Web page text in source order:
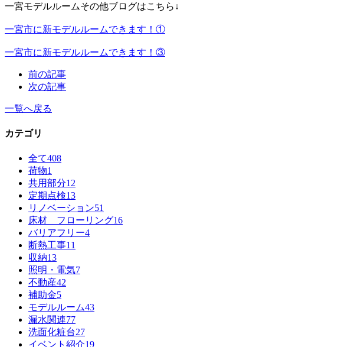
一宮モデルルームその他ブログはこちら↓
一宮市に新モデルルームできます！①
一宮市に新モデルルームできます！③
前の記事
次の記事
一覧へ戻る
カテゴリ
全て408
荷物1
共用部分12
定期点検13
リノベーション51
床材 フローリング16
バリアフリー4
断熱工事11
収納13
照明・電気7
不動産42
補助金5
モデルルーム43
漏水関連77
洗面化粧台27
イベント紹介19